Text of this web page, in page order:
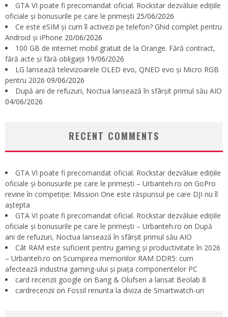
GTA VI poate fi precomandat oficial. Rockstar dezvăluie edițiile
oficiale și bonusurile pe care le primești 25/06/2026
Ce este eSIM și cum îl activezi pe telefon? Ghid complet pentru
Android și iPhone 20/06/2026
100 GB de internet mobil gratuit de la Orange. Fără contract,
fără acte și fără obligații 19/06/2026
LG lansează televizoarele OLED evo, QNED evo și Micro RGB
pentru 2026 09/06/2026
După ani de refuzuri, Noctua lansează în sfârșit primul său AIO
04/06/2026
RECENT COMMENTS
GTA VI poate fi precomandat oficial. Rockstar dezvăluie edițiile
oficiale și bonusurile pe care le primești – Urbanteh.ro on GoPro
revine în competiție: Mission One este răspunsul pe care DJI nu îl
aștepta
GTA VI poate fi precomandat oficial. Rockstar dezvăluie edițiile
oficiale și bonusurile pe care le primești – Urbanteh.ro on După
ani de refuzuri, Noctua lansează în sfârșit primul său AIO
Cât RAM este suficient pentru gaming și productivitate în 2026
– Urbanteh.ro on Scumpirea memoriilor RAM DDR5: cum
afectează industria gaming-ului și piața componentelor PC
card recenzii google on Bang & Olufsen a lansat Beolab 8
cardrecenzii on Fossil renunta la diviza de Smartwatch-uri